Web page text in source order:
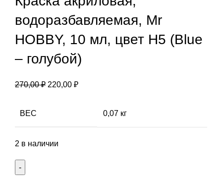
водоразбавляемая, Mr
HOBBY, 10 мл, цвет Н5 (Blue
– голубой)
270,00₽ Первоначальная
220,00 ₽Текущая
220,00 ₽.
ВЕС 0,07 кг
2 в наличии